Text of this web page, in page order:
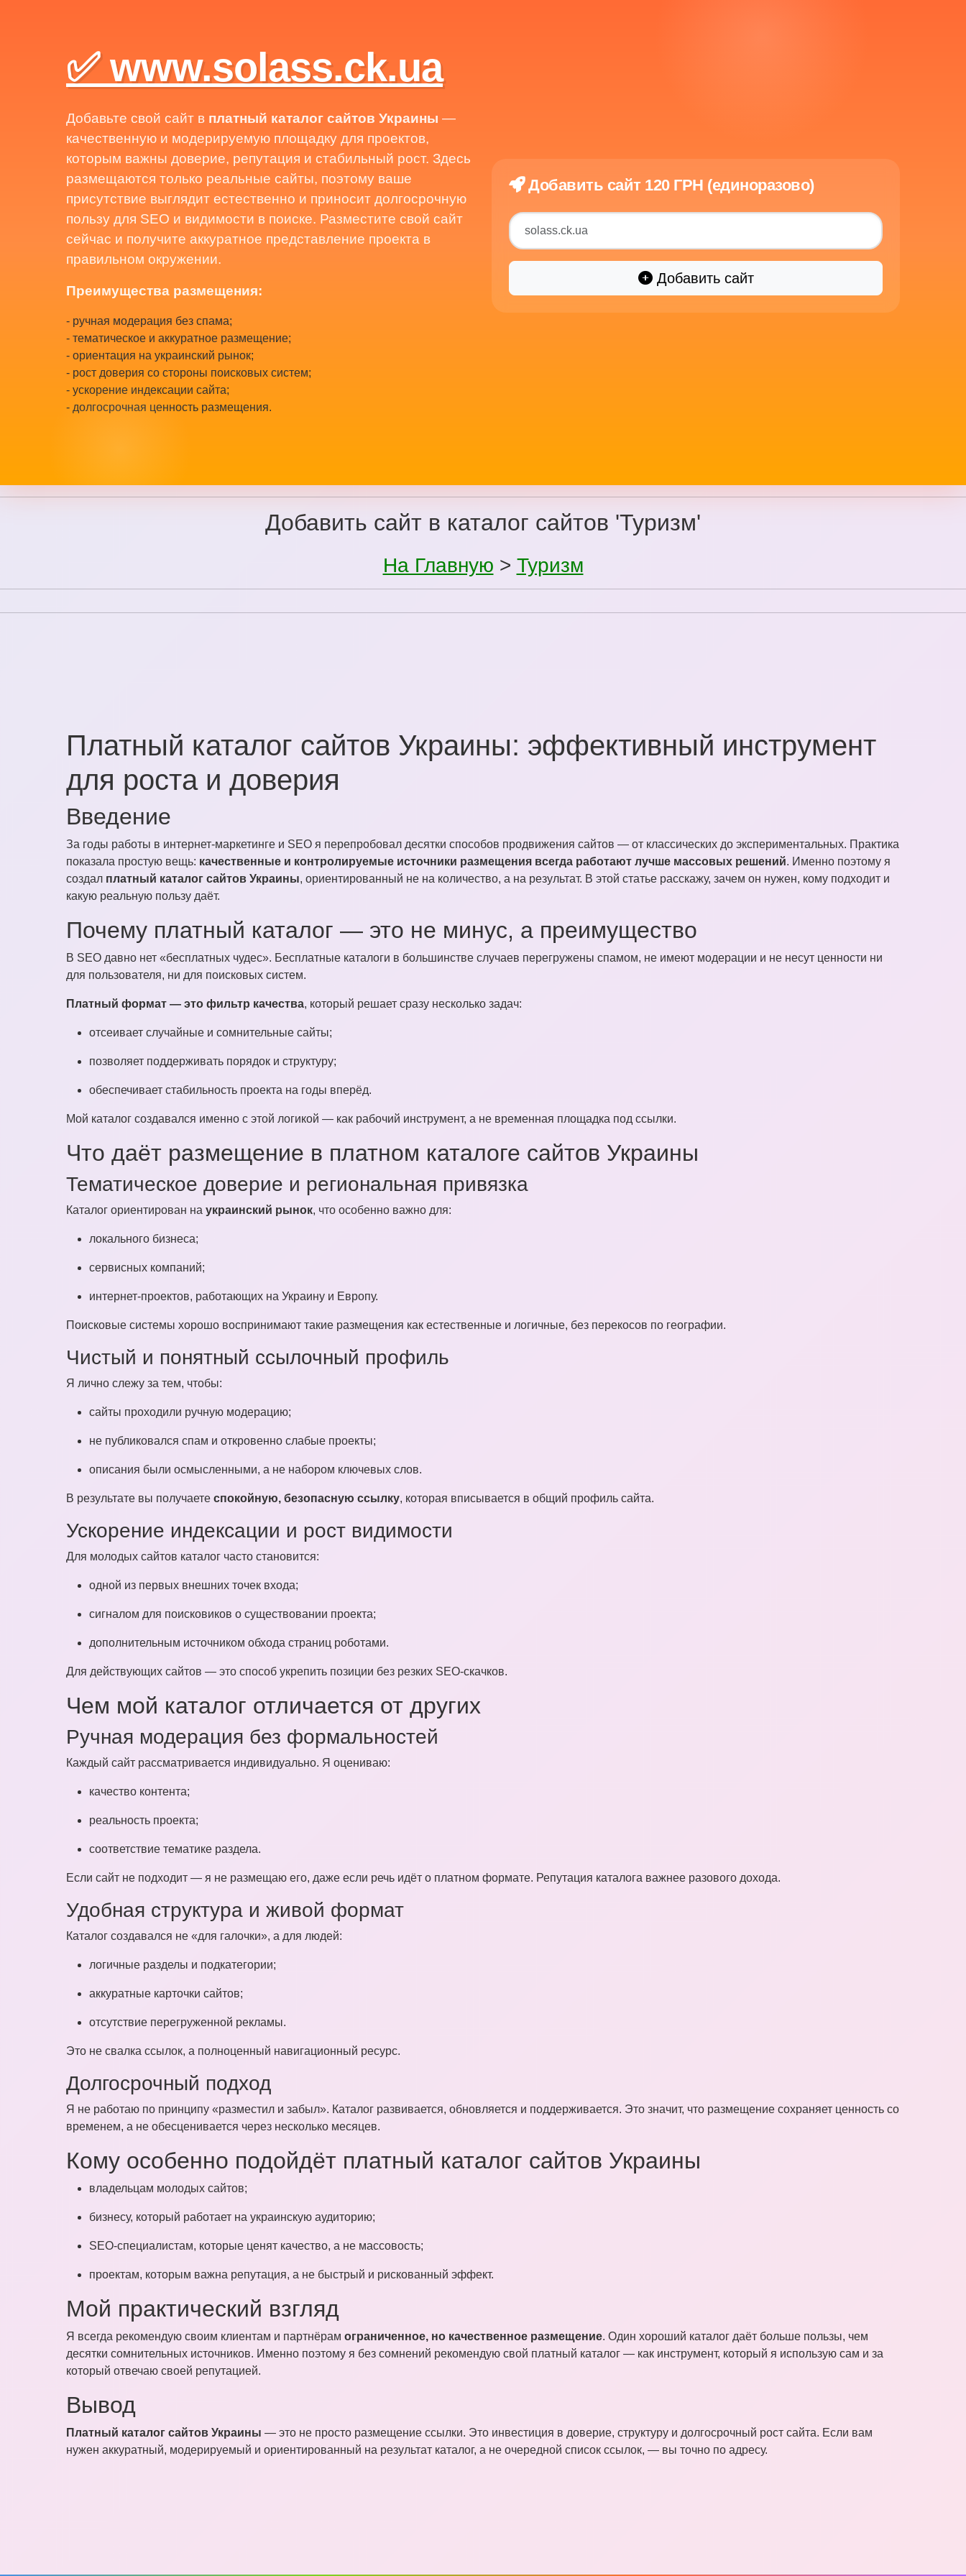
✅ www.solass.ck.ua
Добавьте свой сайт в платный каталог сайтов Украины —
качественную и модерируемую площадку для проектов,
которым важны доверие, репутация и стабильный рост. Здесь
размещаются только реальные сайты, поэтому ваше
присутствие выглядит естественно и приносит долгосрочную
пользу для SEO и видимости в поиске. Разместите свой сайт
сейчас и получите аккуратное представление проекта в
правильном окружении.
Преимущества размещения:
- ручная модерация без спама;
- тематическое и аккуратное размещение;
- ориентация на украинский рынок;
- рост доверия со стороны поисковых систем;
- ускорение индексации сайта;
- долгосрочная ценность размещения.
Добавить сайт 120 ГРН (единоразово)
Добавить сайт
Добавить сайт в каталог сайтов 'Туризм'
На Главную > Туризм
Платный каталог сайтов Украины: эффективный инструмент
для роста и доверия
Введение
За годы работы в интернет-маркетинге и SEO я перепробовал десятки способов продвижения сайтов — от классических до экспериментальных. Практика
показала простую вещь: качественные и контролируемые источники размещения всегда работают лучше массовых решений. Именно поэтому я
создал платный каталог сайтов Украины, ориентированный не на количество, а на результат. В этой статье расскажу, зачем он нужен, кому подходит и
какую реальную пользу даёт.
Почему платный каталог — это не минус, а преимущество
В SEO давно нет «бесплатных чудес». Бесплатные каталоги в большинстве случаев перегружены спамом, не имеют модерации и не несут ценности ни
для пользователя, ни для поисковых систем.
Платный формат — это фильтр качества, который решает сразу несколько задач:
отсеивает случайные и сомнительные сайты;
позволяет поддерживать порядок и структуру;
обеспечивает стабильность проекта на годы вперёд.
Мой каталог создавался именно с этой логикой — как рабочий инструмент, а не временная площадка под ссылки.
Что даёт размещение в платном каталоге сайтов Украины
Тематическое доверие и региональная привязка
Каталог ориентирован на украинский рынок, что особенно важно для:
локального бизнеса;
сервисных компаний;
интернет-проектов, работающих на Украину и Европу.
Поисковые системы хорошо воспринимают такие размещения как естественные и логичные, без перекосов по географии.
Чистый и понятный ссылочный профиль
Я лично слежу за тем, чтобы:
сайты проходили ручную модерацию;
не публиковался спам и откровенно слабые проекты;
описания были осмысленными, а не набором ключевых слов.
В результате вы получаете спокойную, безопасную ссылку, которая вписывается в общий профиль сайта.
Ускорение индексации и рост видимости
Для молодых сайтов каталог часто становится:
одной из первых внешних точек входа;
сигналом для поисковиков о существовании проекта;
дополнительным источником обхода страниц роботами.
Для действующих сайтов — это способ укрепить позиции без резких SEO-скачков.
Чем мой каталог отличается от других
Ручная модерация без формальностей
Каждый сайт рассматривается индивидуально. Я оцениваю:
качество контента;
реальность проекта;
соответствие тематике раздела.
Если сайт не подходит — я не размещаю его, даже если речь идёт о платном формате. Репутация каталога важнее разового дохода.
Удобная структура и живой формат
Каталог создавался не «для галочки», а для людей:
логичные разделы и подкатегории;
аккуратные карточки сайтов;
отсутствие перегруженной рекламы.
Это не свалка ссылок, а полноценный навигационный ресурс.
Долгосрочный подход
Я не работаю по принципу «разместил и забыл». Каталог развивается, обновляется и поддерживается. Это значит, что размещение сохраняет ценность со
временем, а не обесценивается через несколько месяцев.
Кому особенно подойдёт платный каталог сайтов Украины
владельцам молодых сайтов;
бизнесу, который работает на украинскую аудиторию;
SEO-специалистам, которые ценят качество, а не массовость;
проектам, которым важна репутация, а не быстрый и рискованный эффект.
Мой практический взгляд
Я всегда рекомендую своим клиентам и партнёрам ограниченное, но качественное размещение. Один хороший каталог даёт больше пользы, чем
десятки сомнительных источников. Именно поэтому я без сомнений рекомендую свой платный каталог — как инструмент, который я использую сам и за
который отвечаю своей репутацией.
Вывод
Платный каталог сайтов Украины — это не просто размещение ссылки. Это инвестиция в доверие, структуру и долгосрочный рост сайта. Если вам
нужен аккуратный, модерируемый и ориентированный на результат каталог, а не очередной список ссылок, — вы точно по адресу.